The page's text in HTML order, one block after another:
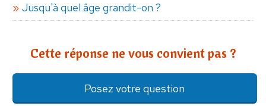
Jusqu'à quel âge grandit-on ?
Cette réponse ne vous convient pas ?
Posez votre question